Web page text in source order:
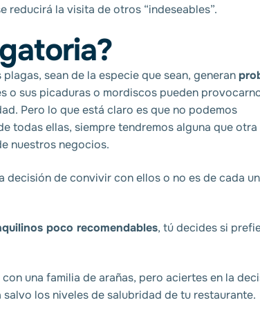
reducirá la visita de otros “indeseables”.
sean de la especie que sean, generan
o sus picaduras o mordiscos pueden
Pero lo que está claro es que no podemos
todas ellas, siempre tendremos alguna que
nuestros negocios.
decisión de convivir con ellos o no es de cada
poco recomendables, tú decides si
una familia de arañas, pero aciertes en la
salvo los niveles de salubridad de tu restaurante.